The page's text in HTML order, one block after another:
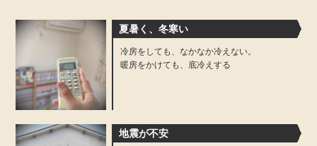
夏暑く、冬寒い
冷房をしても、なかなか冷えない。
暖房をかけても、底冷えする
地震が不安